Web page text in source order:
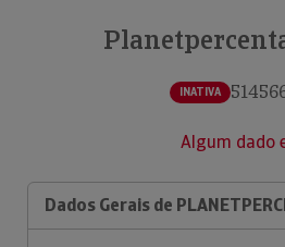
INATIVA
Algum dado
Dados Gerais de